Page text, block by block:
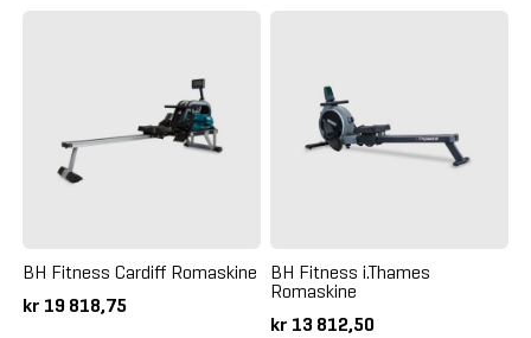
BH Fitness Cardiff Romaskine
kr 19 818,75
BH Fitness i.Thames
Romaskine
kr 13 812,50